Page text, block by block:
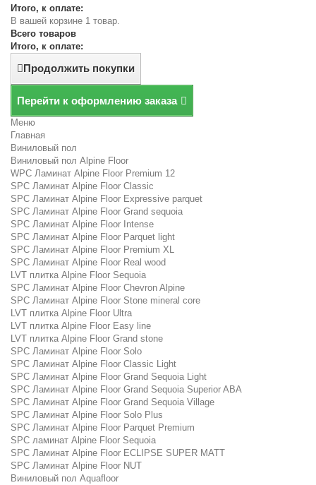
Итого, к оплате:
В вашей корзине 1 товар.
Всего товаров
Итого, к оплате:
Продолжить покупки
Перейти к оформлению заказа
Меню
Главная
Виниловый пол
Виниловый пол Alpine Floor
WPC Ламинат Alpine Floor Premium 12
SPC Ламинат Alpine Floor Classic
SPC Ламинат Alpine Floor Expressive parquet
SPC Ламинат Alpine Floor Grand sequoia
SPC Ламинат Alpine Floor Intense
SPC Ламинат Alpine Floor Parquet light
SPC Ламинат Alpine Floor Premium XL
SPC Ламинат Alpine Floor Real wood
LVT плитка Alpine Floor Sequoia
SPC Ламинат Alpine Floor Chevron Alpine
SPC Ламинат Alpine Floor Stone mineral core
LVT плитка Alpine Floor Ultra
LVT плитка Alpine Floor Easy line
LVT плитка Alpine Floor Grand stone
SPC Ламинат Alpine Floor Solo
SPC Ламинат Alpine Floor Classic Light
SPC Ламинат Alpine Floor Grand Sequoia Light
SPC Ламинат Alpine Floor Grand Sequoia Superior ABA
SPC Ламинат Alpine Floor Grand Sequoia Village
SPC Ламинат Alpine Floor Solo Plus
SPC Ламинат Alpine Floor Parquet Premium
SPC ламинат Alpine Floor Sequoia
SPC Ламинат Alpine Floor ECLIPSE SUPER MATT
SPC Ламинат Alpine Floor NUT
Виниловый пол Aquafloor